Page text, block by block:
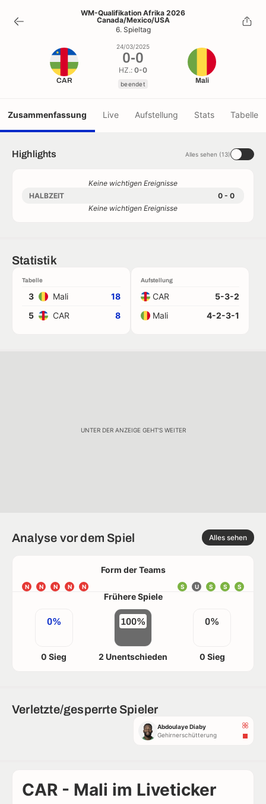
0-0
beendet
WM-Qualifikation Afrika 2026
Canada/Mexico/USA
6. Spieltag
CAR
24/03/2025
0-0
HZ.: 0-0
beendet Mali
Zusammenfassung Live Aufstellung Stats Tabelle
Highlights Alles sehen (13)
Keine wichtigen Ereignisse
HALBZEIT
0 - 0
Keine wichtigen Ereignisse
Statistik
Tabelle
3 Mali
18
5
CAR 8
Aufstellung
CAR
5-3-2
Mali
4-2-3-1
UNTER DER ANZEIGE GEHT'S WEITER
Analyse vor dem Spiel Alles sehen
Form der Teams
N N N N N S
S
S
U
S
Frühere Spiele
0%
0 Sieg
100%
2 Unentschieden
0%
0 Sieg
Verletzte/gesperrte Spieler
Abdoulaye Diaby
Gehirnerschütterung
CAR - Mali im Liveticker